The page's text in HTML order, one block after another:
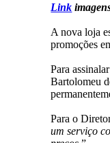
Link
A nova loja
promoções
Para
Bartolomeu
Para o
um serviço